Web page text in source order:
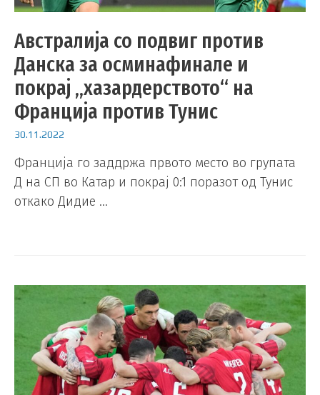
Австралија со подвиг против
Данска за осминафинале и
покрај „хазардерството“ на
Франција против Тунис
30.11.2022
Франција го заддржа првото место во групата
Д на СП во Катар и покрај 0:1 поразот од Тунис
откако Дидие …